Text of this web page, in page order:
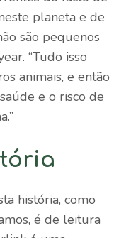
planeta e de
são pequenos
“Tudo isso
animais, e então
e o risco de
história, como
é de leitura